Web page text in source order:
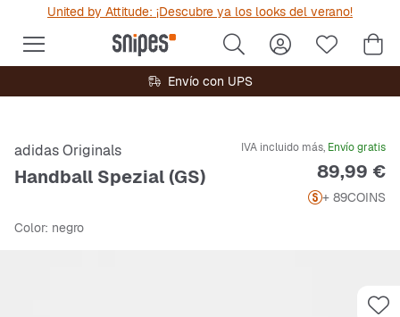
United by Attitude: ¡Descubre ya los looks del verano!
Envío con UPS
adidas Originals
Handball Spezial (GS)
IVA incluido más, Envío gratis
Precio
89,99 €
+ 89COINS
Color: negro